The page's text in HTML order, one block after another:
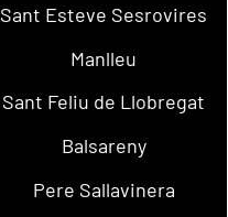
Sant Esteve Sesrovires
Manlleu
Sant Feliu de Llobregat
Balsareny
Pere Sallavinera